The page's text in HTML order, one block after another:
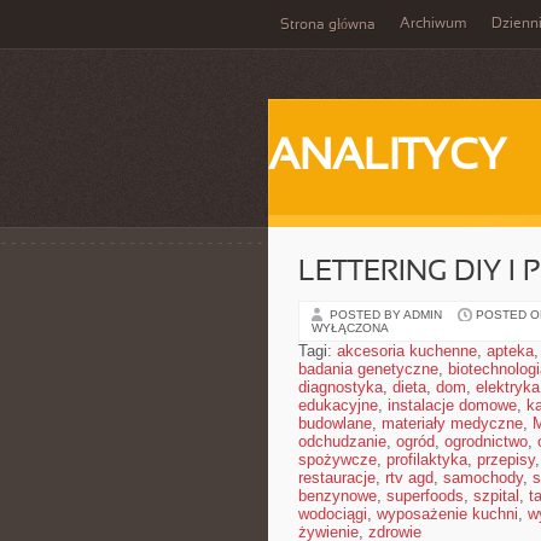
Strona główna Archiwum
ANALITYCY
LETTERING DIY I
POSTED BY ADMIN POSTED
WYŁĄCZONA
Tagi: akcesoria kuchenne, apteka,
badania genetyczne,
diagnostyka, dieta, dom, elektryka
edukacyjne, instalacje domowe,
budowlane, materiały medyczne,
odchudzanie, ogród, ogrodnictwo,
spożywcze, profilaktyka, przepisy,
restauracje, rtv agd, samochody,
benzynowe, superfoods, szpital ,
wodociągi, wyposażenie kuchni,
żywienie, zdrowie